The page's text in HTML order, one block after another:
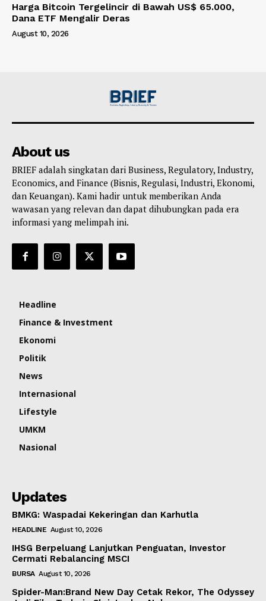
Harga Bitcoin Tergelincir di Bawah US$ 65.000,
Dana ETF Mengalir Deras
August 10, 2026
About us
BRIEF adalah singkatan dari Business, Regulatory, Industry,
Economics, and Finance (Bisnis, Regulasi, Industri, Ekonomi,
dan Keuangan). Kami hadir untuk memberikan Anda
wawasan yang relevan dan dapat dihubungkan pada era
informasi yang melimpah ini.
Headline
Finance & Investment
Ekonomi
Politik
News
Internasional
Lifestyle
UMKM
Nasional
Updates
BMKG: Waspadai Kekeringan dan Karhutla
HEADLINE August 10, 2026
IHSG Berpeluang Lanjutkan Penguatan, Investor
Cermati Rebalancing MSCI
BURSA August 10, 2026
Spider-Man:Brand New Day Cetak Rekor, The Odyssey